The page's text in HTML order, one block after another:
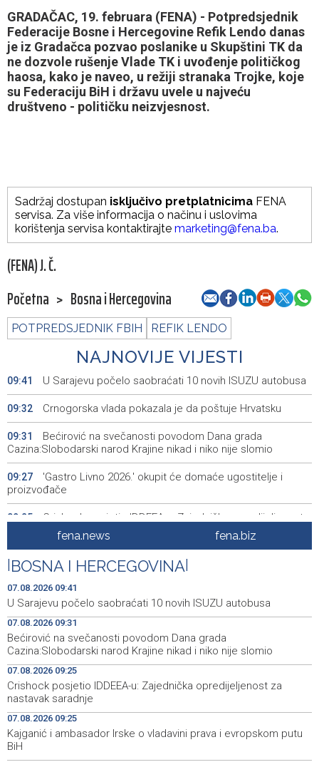
GRADAČAC, 19. februara (FENA) - Potpredsjednik
Federacije Bosne i Hercegovine Refik Lendo danas
je iz Gradačca pozvao poslanike u Skupštini TK da
ne dozvole rušenje Vlade TK i uvođenje političkog
haosa, kako je naveo, u režiji stranaka Trojke, koje
su Federaciju BiH i državu uvele u najveću
društveno - političku neizvjesnost.
Sadržaj dostupan isključivo pretplatnicima FENA
servisa. Za više informacija o načinu i uslovima
korištenja servisa kontaktirajte marketing@fena.ba.
(FENA) J. Č.
Početna > Bosna i Hercegovina
POTPREDSJEDNIK FBIH REFIK LENDO
NAJNOVIJE VIJESTI
09:41 U Sarajevu počelo saobraćati 10 novih ISUZU autobusa
09:32 Crnogorska vlada pokazala je da poštuje Hrvatsku
09:31
Bećirović na svečanosti povodom Dana grada
Cazina:Slobodarski narod Krajine nikad i niko nije slomio
09:27
'Gastro Livno 2026.' okupit će domaće ugostitelje i
proizvođače
09:25
Crishock posjetio IDDEEA-u: Zajednička opredijeljenost
za nastavak saradnje
09:25
Kajganić i ambasador Irske o vladavini prava i
evropskom putu BiH
09:07
Aktivan požar kod Konjica, u gašenju sudjelovali Air
Tractor i helikopter OS-a BiH
09:02
AL Arabiya - Postoje 'pouzdani obavještajni podaci' o
pripremi napada na Saudijsku Arabiju
08:57 Lawmakers urge Trump to impose sanctions on Dodik
U Mostaru konferencija o novoj financijskoj perspektivi
Europske unije 2028.–2034.
fena.news fena.biz
BOSNA I HERCEGOVINA
07.08.2026 09:41
U Sarajevu počelo saobraćati 10 novih ISUZU autobusa
07.08.2026 09:31
Bećirović na svečanosti povodom Dana grada
Cazina:Slobodarski narod Krajine nikad i niko nije slomio
07.08.2026 09:25
Crishock posjetio IDDEEA-u: Zajednička opredijeljenost za
nastavak saradnje
07.08.2026 09:25
Kajganić i ambasador Irske o vladavini prava i evropskom putu
BiH